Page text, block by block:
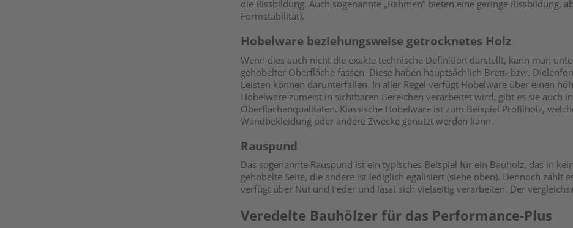
die Rissbildung. Auch sogenannte „Rahmen“ bieten eine geringe Rissbildung,
Formstabilität).
Hobelware beziehungsweise getrocknetes Holz
Wenn dies auch nicht die exakte technische Definition darstellt, kann man
gehobelter Oberfläche fassen. Diese haben hauptsächlich Brett- bzw.
Leisten können darunterfallen. In aller Regel verfügt Hobelware über einen
Hobelware zumeist in sichtbaren Bereichen verarbeitet wird, gibt es sie auch
Oberflächenqualitäten. Klassische Hobelware ist zum Beispiel Profilholz,
Wandbekleidung oder andere Zwecke genutzt werden kann.
Rauspund
Das sogenannte Rauspund ist ein typisches Beispiel für ein Bauholz, das in
gehobelte Seite, die andere ist lediglich egalisiert (siehe oben). Dennoch zählt
verfügt über Nut und Feder und lässt sich vielseitig verarbeiten. Der
Veredelte Bauhölzer für das Performance-Plus